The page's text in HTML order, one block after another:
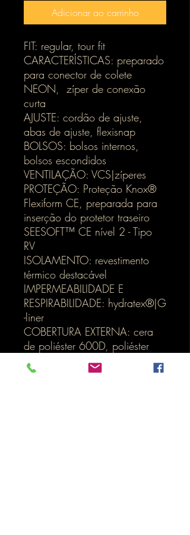
Adicionar ao carrinho
FIT: regular, tour fit
CARACTERÍSTICAS: preparado
para conector de colete
NEON, zíper de conexão
curta
AJUSTE: cordão de ajuste,
abas de ajuste, flexisnap
BOLSOS: bolsos internos,
bolsos escondidos
VENTILAÇÃO: VCS|zíperes
PROTEÇÃO: Proteção Knox®
Flexiform CE, preparada para
inserção do protetor traseiro
SEESOFT™ CE nível 2 - Tipo
RV
ISOLAMENTO: revestimento
térmico destacável
IMPERMEABILIDADE E
RESPIRABILIDADE: hydratex®|G
-liner
COBERTURA EXTERNA: cera
de poliéster 600D, poliéster
600D, nervura de poliéster